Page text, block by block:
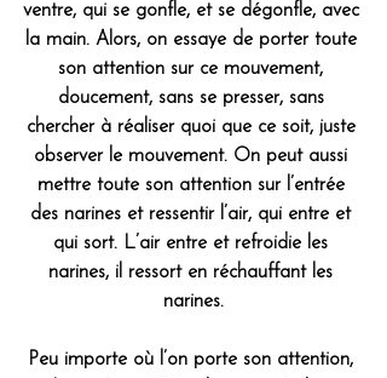
ventre, qui se gonfle, et se dégonfle, avec
la main. Alors, on essaye de porter toute
son attention sur ce mouvement,
doucement, sans se presser, sans
chercher à réaliser quoi que ce soit, juste
observer le mouvement. On peut aussi
mettre toute son attention sur l’entrée
des narines et ressentir l’air, qui entre et
qui sort. L’air entre et refroidie les
narines, il ressort en réchauffant les
narines.
Peu importe où l’on porte son attention,